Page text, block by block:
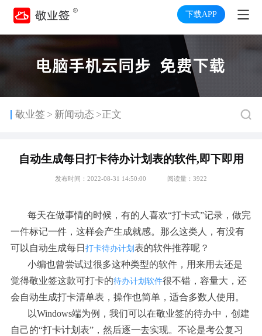
下载APP
敬业签 > 新闻动态 >正文
自动生成每日打卡待办计划表的软件,即下即用
发布时间：2022-08-31 14:50:00 阅读量：3922
每天在做事情的时候，有的人喜欢“打卡式”记录，做完
一件标记一件，这样会产生成就感。那么这类人，有没有
可以自动生成每日 打卡待办计划表的软件推荐呢？
小编也曾尝试过很多这种类型的软件，用来用去还是
觉得敬业签这款可打卡的待办计划软件很不错，容量大，还
会自动生成打卡清单表，操作也简单，适合多数人使用。
以Windows端为例，我们可以在敬业签的待办中，创建
自己的“打卡计划表”，然后逐一去实现。不论是考公复习